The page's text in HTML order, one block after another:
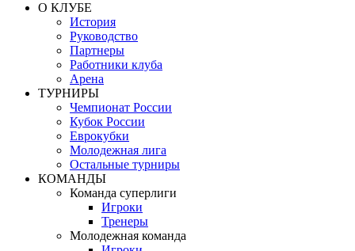
О КЛУБЕ
История
Руководство
Партнеры
Работники клуба
Арена
ТУРНИРЫ
Чемпионат России
Кубок России
Еврокубки
Молодежная лига
Остальные турниры
КОМАНДЫ
Команда суперлиги
Игроки
Тренеры
Молодежная команда